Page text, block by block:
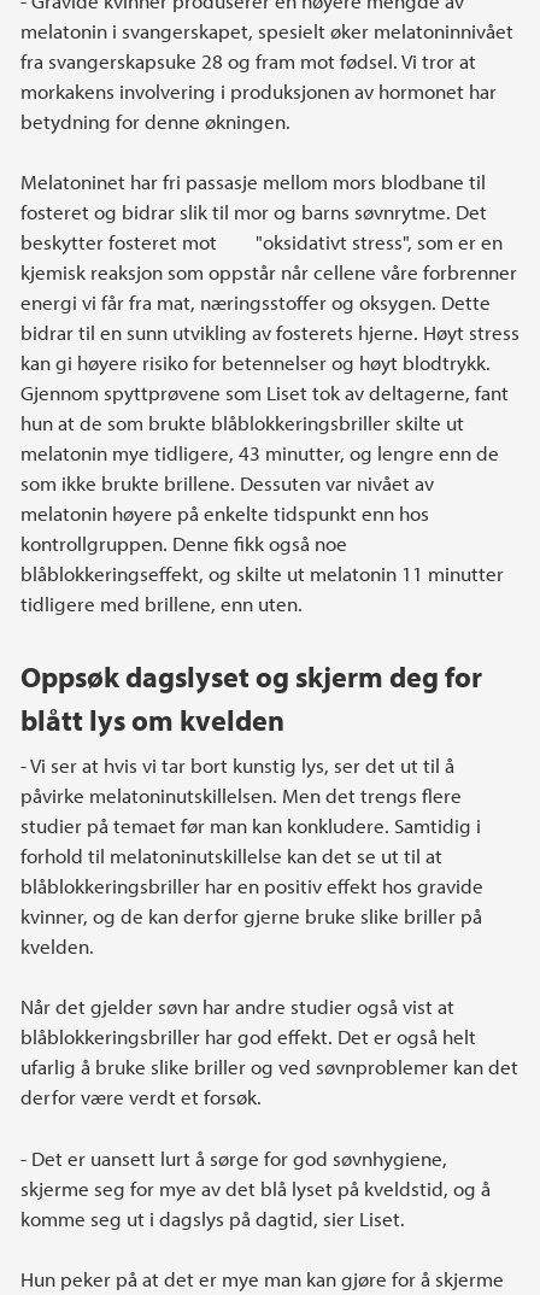
melatonin i svangerskapet, spesielt øker melatoninnivået
fra svangerskapsuke 28 og fram mot fødsel. Vi tror at
morkakens involvering i produksjonen av hormonet har
betydning for denne økningen.
Melatoninet har fri passasje mellom mors blodbane til
fosteret og bidrar slik til mor og barns søvnrytme. Det
beskytter fosteret mot "oksidativt stress", som er en
kjemisk reaksjon som oppstår når cellene våre forbrenner
energi vi får fra mat, næringsstoffer og oksygen. Dette
bidrar til en sunn utvikling av fosterets hjerne. Høyt stress
kan gi høyere risiko for betennelser og høyt blodtrykk.
Gjennom spyttprøvene som Liset tok av deltagerne, fant
hun at de som brukte blåblokkeringsbriller skilte ut
melatonin mye tidligere, 43 minutter, og lengre enn de
som ikke brukte brillene. Dessuten var nivået av
melatonin høyere på enkelte tidspunkt enn hos
kontrollgruppen. Denne fikk også noe
blåblokkeringseffekt, og skilte ut melatonin 11 minutter
tidligere med brillene, enn uten.
Oppsøk dagslyset og skjerm deg for
blått lys om kvelden
- Vi ser at hvis vi tar bort kunstig lys, ser det ut til å
påvirke melatoninutskillelsen. Men det trengs flere
studier på temaet før man kan konkludere. Samtidig i
forhold til melatoninutskillelse kan det se ut til at
blåblokkeringsbriller har en positiv effekt hos gravide
kvinner, og de kan derfor gjerne bruke slike briller på
kvelden.
Når det gjelder søvn har andre studier også vist at
blåblokkeringsbriller har god effekt. Det er også helt
ufarlig å bruke slike briller og ved søvnproblemer kan det
derfor være verdt et forsøk.
- Det er uansett lurt å sørge for god søvnhygiene,
skjerme seg for mye av det blå lyset på kveldstid, og å
komme seg ut i dagslys på dagtid, sier Liset.
Hun peker på at det er mye man kan gjøre for å skjerme